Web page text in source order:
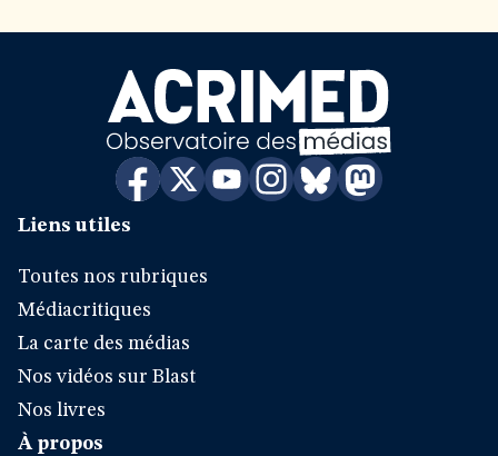
Liens utiles
Toutes nos rubriques
Médiacritiques
La carte des médias
Nos vidéos sur Blast
Nos livres
À propos